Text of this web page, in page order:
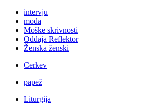
intervju
moda
Moške skrivnosti
Oddaja Reflektor
Ženska ženski
Cerkev
papež
Liturgija